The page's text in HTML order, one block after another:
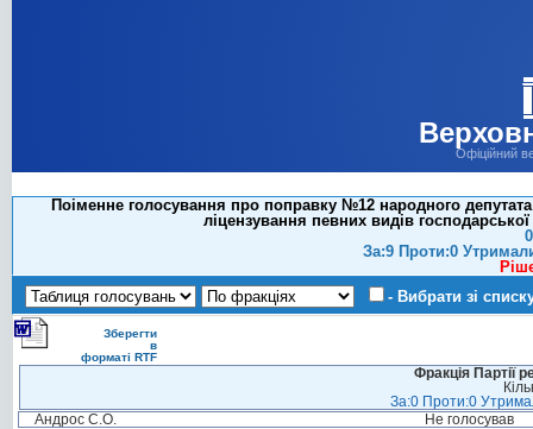
Офіційний
Поіменне голосування про поправку №12 народного
ліцензування певних видів
За:9 Проти:0
- Вибрати зі
Зберегти
в
форматі RTF
Фракція Партії
За:0 Проти:0
Андрос С.О.
Не голосував